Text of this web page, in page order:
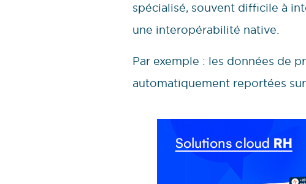
spécialisé, souvent difficile à
une interopérabilité native.
Par exemple : les données de
automatiquement reportées